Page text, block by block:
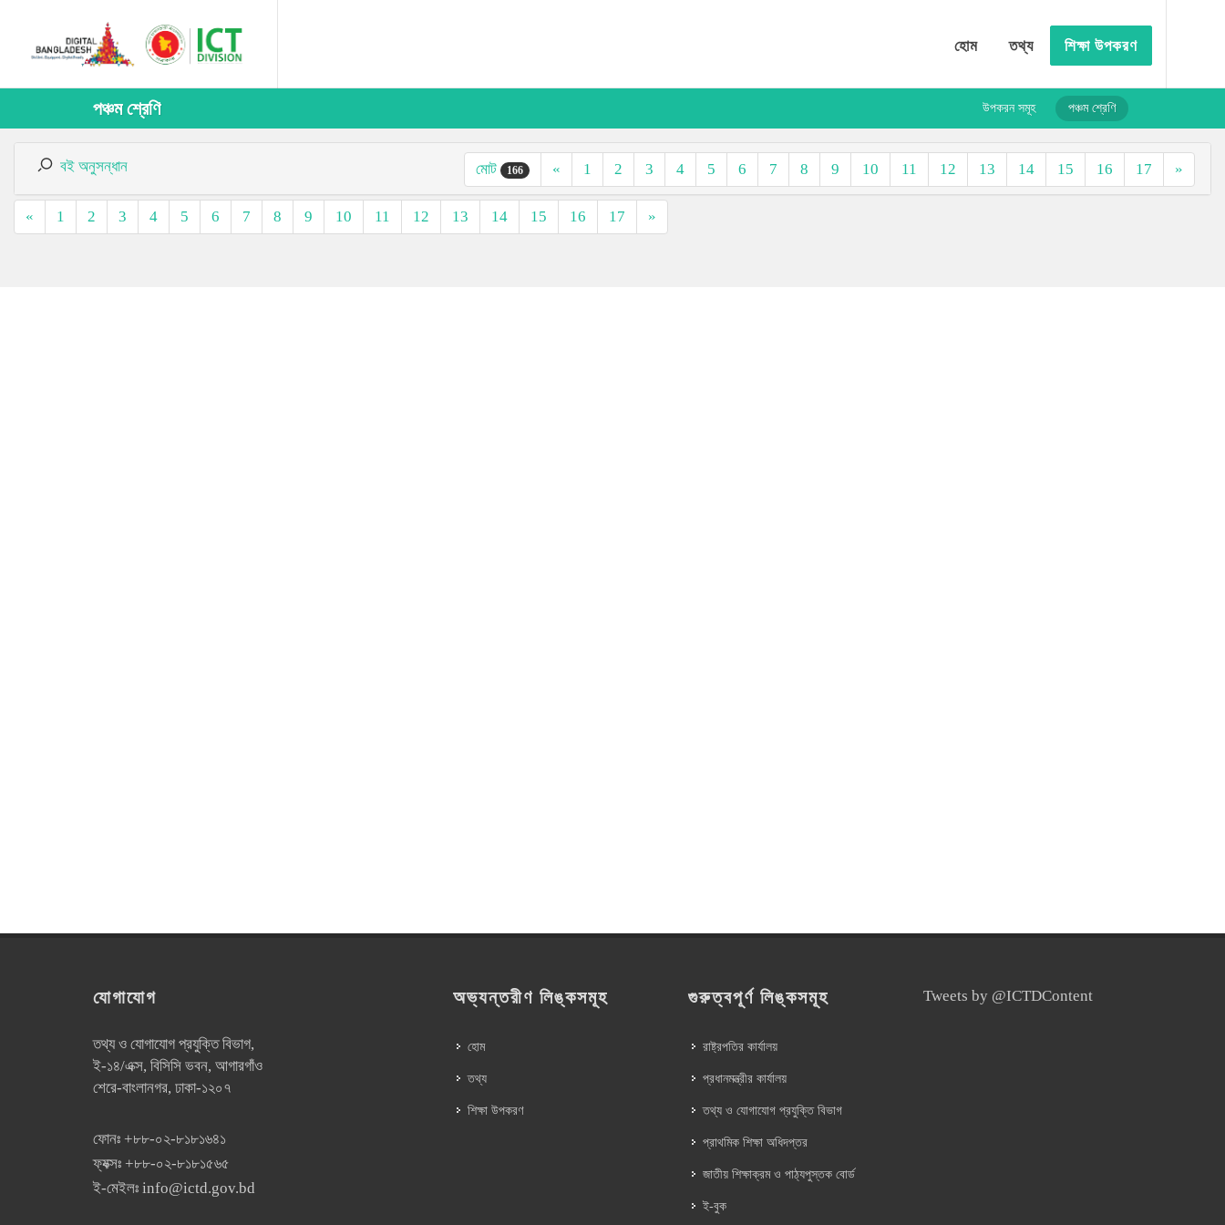
হোম তথ্য শিক্ষা উপকরণ
পঞ্চম শ্রেণি উপকরন সমূহ পঞ্চম শ্রেণি
বই অনুসন্ধান মোট 166 « 1 2 3 4 5 6 7 8 9 10 11 12 13 14 15 16 17 »
« 1 2 3 4 5 6 7 8 9 10 11 12 13 14 15 16 17 »
যোগাযোগ
তথ্য ও যোগাযোগ প্রযুক্তি বিভাগ,
ই-১৪/এক্স, বিসিসি ভবন, আগারগাঁও
শেরে-বাংলানগর, ঢাকা-১২০৭
ফোনঃ +৮৮-০২-৮১৮১৬৪১
ফ্যক্সঃ +৮৮-০২-৮১৮১৫৬৫
ই-মেইলঃ info@ictd.gov.bd
অভ্যন্তরীণ লিঙ্কসমূহ
হোম
তথ্য
শিক্ষা উপকরণ
গুরুত্বপূর্ণ লিঙ্কসমূহ
রাষ্ট্রপতির কার্যালয়
প্রধানমন্ত্রীর কার্যালয়
তথ্য ও যোগাযোগ প্রযুক্তি বিভাগ
প্রাথমিক শিক্ষা অধিদপ্তর
জাতীয় শিক্ষাক্রম ও পাঠ্যপুস্তক বোর্ড
ই-বুক
Tweets by @ICTDContent